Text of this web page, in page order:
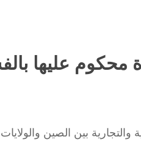
محكوم عليها
والتجارية بين الصين والولايات